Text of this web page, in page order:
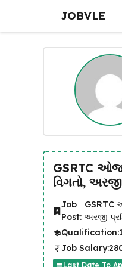
content
JOBVLE
GSRTC
વિગતો,
Job
Post:
GSRTC
અરજી
Qualification:
Job Salary:
Last Date To